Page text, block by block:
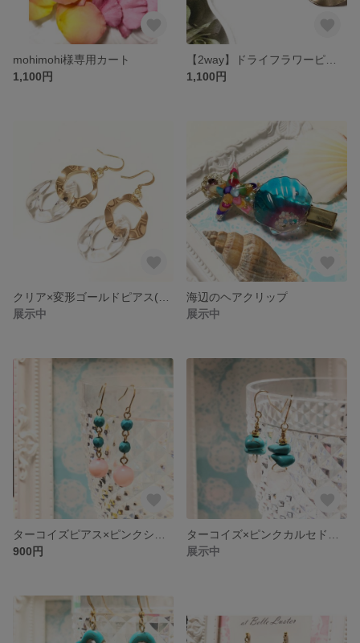
mohimohi様専用カート
1,100円
1,100円
展示中
海辺のヘアクリップ
展示中
900円
展示中